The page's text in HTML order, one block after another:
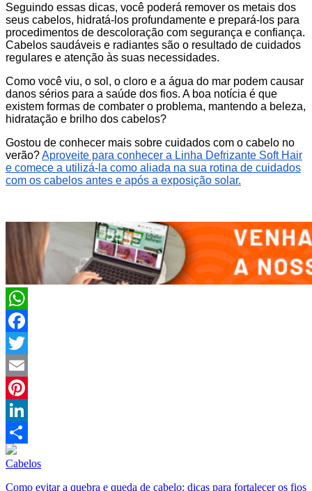
Seguindo essas dicas, você poderá remover os metais dos
seus cabelos, hidratá-los profundamente e prepará-los para
procedimentos de descoloração com segurança e confiança.
Cabelos saudáveis e radiantes são o resultado de cuidados
regulares e atenção às suas necessidades.
Como você viu, o sol, o cloro e a água do mar podem causar
danos sérios para a saúde dos fios. A boa notícia é que
existem formas de combater o problema, mantendo a beleza,
hidratação e brilho dos cabelos?
Gostou de conhecer mais sobre cuidados com o cabelo no
verão?Aproveite para conhecer a Linha Defrizante Soft Hair
e comece a utilizá-la como aliada na sua rotina de cuidados
com os cabelos antes e após a exposição solar.
WhatsApp
Facebook
Twitter
Email
Pinterest
LinkedIn
Compartilhar
Cabelos
Como evitar a quebra e queda de cabelo: dicas para fortalecer os fios